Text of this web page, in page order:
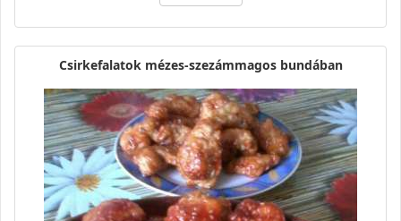
Csirkefalatok mézes-szezámmagos bundában